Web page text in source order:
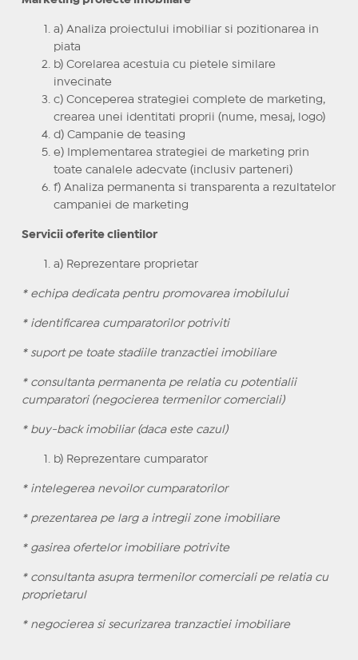
a) Analiza proiectului imobiliar si pozitionarea in
piata
b) Corelarea acestuia cu pietele similare
invecinate
c) Conceperea strategiei complete de marketing,
crearea unei identitati proprii (nume, mesaj, logo)
d) Campanie de teasing
e) Implementarea strategiei de marketing prin
toate canalele adecvate (inclusiv parteneri)
f) Analiza permanenta si transparenta a rezultatelor
campaniei de marketing
Servicii oferite clientilor
a) Reprezentare proprietar
* echipa dedicata pentru promovarea imobilului
* identificarea cumparatorilor potriviti
* suport pe toate stadiile tranzactiei imobiliare
* consultanta permanenta pe relatia cu potentialii
cumparatori (negocierea termenilor comerciali)
* buy-back imobiliar (daca este cazul)
b) Reprezentare cumparator
* intelegerea nevoilor cumparatorilor
* prezentarea pe larg a intregii zone imobiliare
* gasirea ofertelor imobiliare potrivite
* consultanta asupra termenilor comerciali pe relatia cu
proprietarul
* negocierea si securizarea tranzactiei imobiliare